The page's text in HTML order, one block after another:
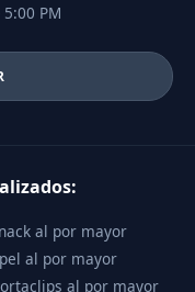
PM
al por mayor
al por mayor
al por mayor